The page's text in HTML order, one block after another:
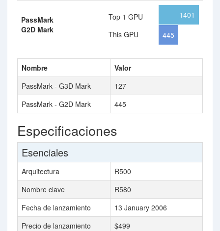
PassMark
G2D Mark
Top 1 GPU
This GPU
1401
445
Nombre
Valor
PassMark - G3D Mark
127
PassMark - G2D Mark
445
Especificaciones
Esenciales
Arquitectura
R500
Nombre clave
R580
Fecha de lanzamiento
13 January 2006
Precio de lanzamiento
$499